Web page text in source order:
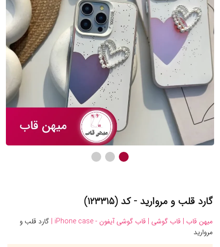
گارد قلب و مروارید - کد (۱۲۳۳۱۵)
میهن قاب | قاب گوشی | قاب گوشی آیفون - iPhone case |
گارد قلب و
مروارید